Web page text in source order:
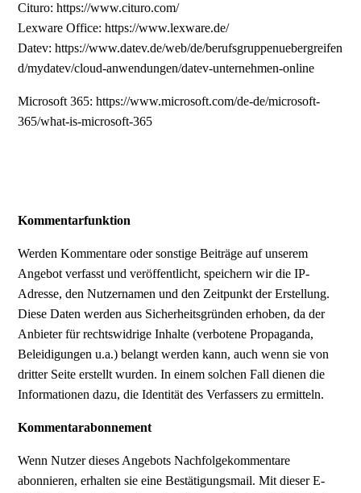
Cituro: https://www.cituro.com/
Lexware Office: https://www.lexware.de/
Datev: https://www.datev.de/web/de/berufsgruppenuebergreifen
d/mydatev/cloud-anwendungen/datev-unternehmen-online
Microsoft 365: https://www.microsoft.com/de-de/microsoft-
365/what-is-microsoft-365
Kommentarfunktion
Werden Kommentare oder sonstige Beiträge auf unserem
Angebot verfasst und veröffentlicht, speichern wir die IP-
Adresse, den Nutzernamen und den Zeitpunkt der Erstellung.
Diese Daten werden aus Sicherheitsgründen erhoben, da der
Anbieter für rechtswidrige Inhalte (verbotene Propaganda,
Beleidigungen u.a.) belangt werden kann, auch wenn sie von
dritter Seite erstellt wurden. In einem solchen Fall dienen die
Informationen dazu, die Identität des Verfassers zu ermitteln.
Kommentarabonnement
Wenn Nutzer dieses Angebots Nachfolgekommentare
abonnieren, erhalten sie eine Bestätigungsmail. Mit dieser E-